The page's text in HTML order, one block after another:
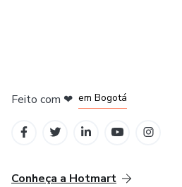
Feito com ❤ em Bogotá
Conheça a Hotmart